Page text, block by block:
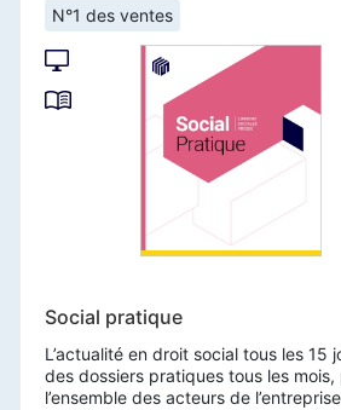
N°1 des ventes
Social pratique
L’actualité en droit social tous les 15
des dossiers pratiques tous les mois,
l’ensemble des acteurs de